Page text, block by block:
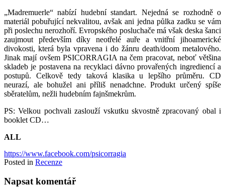
„Madremuerle“ nabízí hudební standart. Nejedná se rozhodně o
materiál pobuřující nekvalitou, avšak ani jedna půlka zadku se vám
při poslechu nerozhoří. Evropského posluchače má však deska šanci
zaujmout především díky neotřelé auře a vnitřní jihoamerické
divokosti, která byla vpravena i do žánru death/doom metalového.
Jinak mají ovšem PSICORRAGIA na čem pracovat, neboť většina
skladeb je postavena na recyklaci dávno provařených ingrediencí a
postupů. Celkově tedy taková klasika u lepšího průměru. CD
neurazí, ale bohužel ani příliš nenadchne. Produkt určený spíše
sběratelům, nežli hudebním fajnšmekrům.
PS: Velkou pochvali zaslouží vskutku skvostně zpracovaný obal i
booklet CD…
ALL
https://www.facebook.com/psicorragia
Posted in Recenze
Napsat komentář